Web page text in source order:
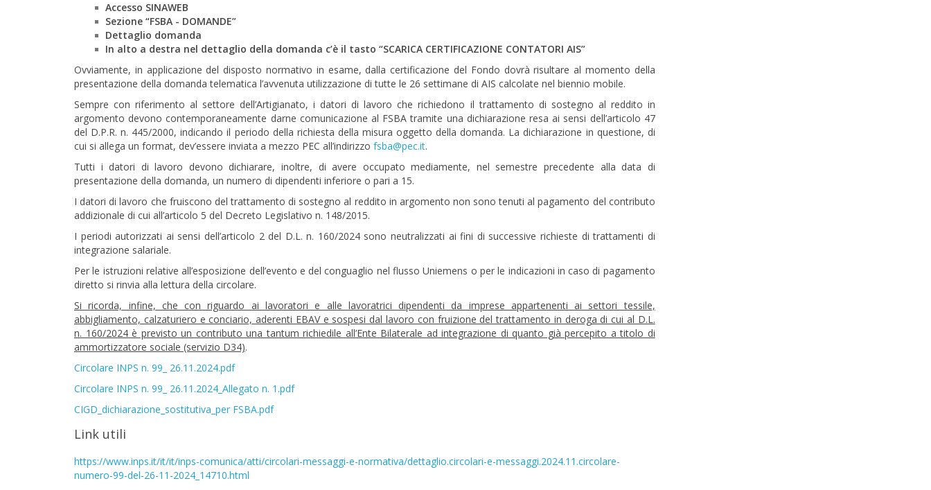
Accesso SINAWEB
Sezione “FSBA - DOMANDE”
Dettaglio domanda
In alto a destra nel dettaglio della domanda c’è il tasto “SCARICA CERTIFICAZIONE CONTATORI AIS”
Ovviamente, in applicazione del disposto normativo in esame, dalla certificazione del Fondo dovrà risultare al momento della
presentazione della domanda telematica l’avvenuta utilizzazione di tutte le 26 settimane di AIS calcolate nel biennio mobile.
Sempre con riferimento al settore dell’Artigianato, i datori di lavoro che richiedono il trattamento di sostegno al reddito in
argomento devono contemporaneamente darne comunicazione al FSBA tramite una dichiarazione resa ai sensi dell’articolo 47
del D.P.R. n. 445/2000, indicando il periodo della richiesta della misura oggetto della domanda. La dichiarazione in questione, di
cui si allega un format, dev’essere inviata a mezzo PEC all’indirizzo fsba@pec.it.
Tutti i datori di lavoro devono dichiarare, inoltre, di avere occupato mediamente, nel semestre precedente alla data di
presentazione della domanda, un numero di dipendenti inferiore o pari a 15.
I datori di lavoro che fruiscono del trattamento di sostegno al reddito in argomento non sono tenuti al pagamento del contributo
addizionale di cui all’articolo 5 del Decreto Legislativo n. 148/2015.
I periodi autorizzati ai sensi dell’articolo 2 del D.L. n. 160/2024 sono neutralizzati ai fini di successive richieste di trattamenti di
integrazione salariale.
Per le istruzioni relative all’esposizione dell’evento e del conguaglio nel flusso Uniemens o per le indicazioni in caso di pagamento
diretto si rinvia alla lettura della circolare.
Si ricorda, infine, che con riguardo ai lavoratori e alle lavoratrici dipendenti da imprese appartenenti ai settori tessile,
abbigliamento, calzaturiero e conciario, aderenti EBAV e sospesi dal lavoro con fruizione del trattamento in deroga di cui al D.L.
n. 160/2024 è previsto un contributo una tantum richiedile all’Ente Bilaterale ad integrazione di quanto già percepito a titolo di
ammortizzatore sociale (servizio D34).
Circolare INPS n. 99_ 26.11.2024.pdf
Circolare INPS n. 99_ 26.11.2024_Allegato n. 1.pdf
CIGD_dichiarazione_sostitutiva_per FSBA.pdf
Link utili
https://www.inps.it/it/it/inps-comunica/atti/circolari-messaggi-e-normativa/dettaglio.circolari-e-messaggi.2024.11.circolare-
numero-99-del-26-11-2024_14710.html